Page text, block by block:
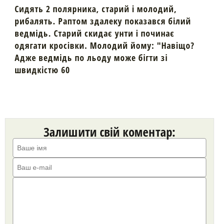
Сидять 2 полярника, старий і молодий,
рибалять. Раптом здалеку показався білий
ведмідь. Старий скидає унти і починає
одягати кросівки. Молодий йому: "Навіщо?
Адже ведмідь по льоду може бігти зі
швидкістю 60
Залишити свій коментар: